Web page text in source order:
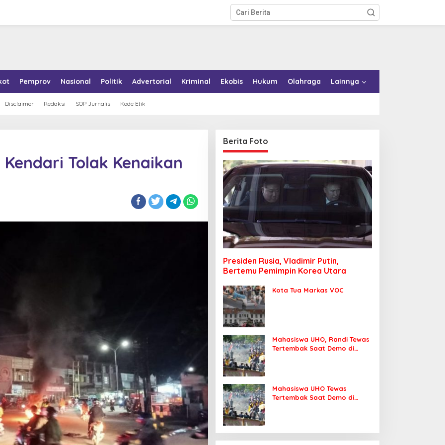
Pemprov Nasional Politik Advertorial Kriminal Ekobis Hukum Olahraga Lainnya
Disclaimer Redaksi SOP Jurnalis Kode Etik
Tolak Kenaikan
Berita Foto
Presiden Rusia, Vladimir Putin,
Bertemu Pemimpin Korea Utara
Kota Tua Markas VOC
Mahasiswa UHO, Randi Tewas
Tertembak Saat Demo di
Mahasiswa UHO Tewas
Tertembak Saat Demo di